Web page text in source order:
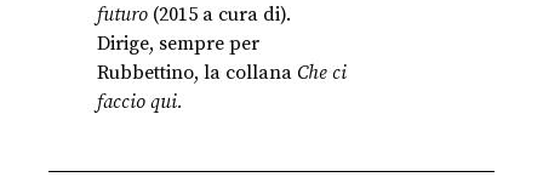
futuro (2015 a cura di).
Dirige, sempre per
Rubbettino, la collana Che ci
faccio qui.